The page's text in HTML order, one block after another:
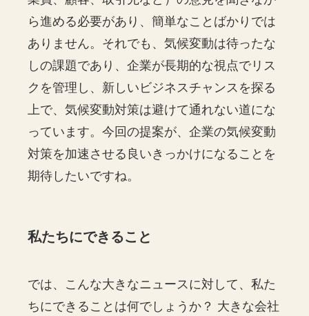
ら進める必要があり、簡単なことばかりでは
ありません。それでも、気候変動は待ったな
しの課題であり、企業が長期的な視点でリス
クを管理し、新しいビジネスチャンスを探る
上で、気候変動対策は避けて通れない道にな
っています。今回の提案が、企業の気候変動
対策を加速させる良いきっかけになることを
期待したいですね。
私たちにできること
では、こんな大きなニュースに対して、私た
ちにできることは何でしょうか？ 大きな会社